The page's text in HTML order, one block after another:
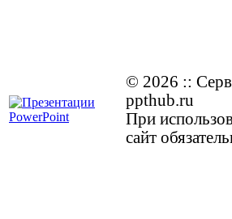
© 2026 ::
ppthub.ru
При
сайт